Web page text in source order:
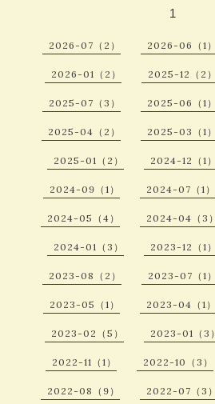
1
2026-07（2） 2026-06（1）
2026-01（2） 2025-12（2）
2025-07（3） 2025-06（1）
2025-04（2） 2025-03（1）
2025-01（2） 2024-12（1）
2024-09（1） 2024-07（1）
2024-05（4） 2024-04（3）
2024-01（3） 2023-12（1）
2023-08（2） 2023-07（1）
2023-05（1） 2023-04（1）
2023-02（5） 2023-01（3）
2022-11（1） 2022-10（3）
2022-08（9） 2022-07（3）